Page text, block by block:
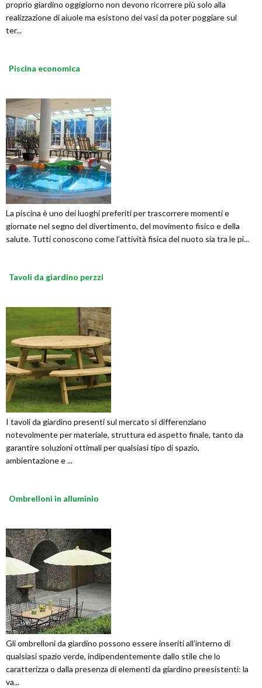
proprio giardino oggigiorno non devono ricorrere più solo alla
realizzazione di aiuole ma esistono dei vasi da poter poggiare sul
ter...
Piscina economica
La piscina è uno dei luoghi preferiti per trascorrere momenti e
giornate nel segno del divertimento, del movimento fisico e della
salute. Tutti conoscono come l’attività fisica del nuoto sia tra le pi...
Tavoli da giardino perzzi
I tavoli da giardino presenti sul mercato si differenziano
notevolmente per materiale, struttura ed aspetto finale, tanto da
garantire soluzioni ottimali per qualsiasi tipo di spazio,
ambientazione e ...
Ombrelloni in alluminio
Gli ombrelloni da giardino possono essere inseriti all’interno di
qualsiasi spazio verde, indipendentemente dallo stile che lo
caratterizza o dalla presenza di elementi da giardino preesistenti: la
va...